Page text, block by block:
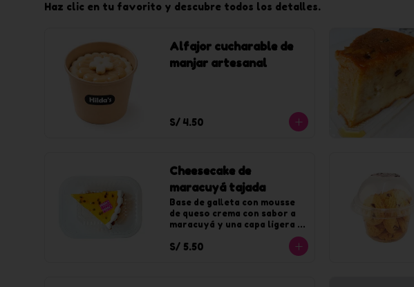
Haz clic en tu favorito y descubre todos los detalles.
Alfajor cucharable de
manjar artesanal
S/ 4.50
Cheesecake de
maracuyá tajada
Base de galleta con mousse
de queso crema con sabor a
maracuyá y una capa ligera
S/ 5.50